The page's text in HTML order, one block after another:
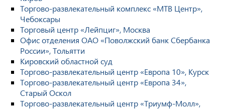
Торгово-развлекательный комплекс «МТВ Центр»,
Чебоксары
Торговый центр «Лейпциг», Москва
Офис отделения ОАО «Поволжский банк Сбербанка
России», Тольятти
Кировский областной суд
Торгово-развлекательный центр «Европа 10», Курск
Торгово-развлекательный центр «Европа 34»,
Старый Оскол
Торгово-развлекательный центр «Триумф-Молл»,